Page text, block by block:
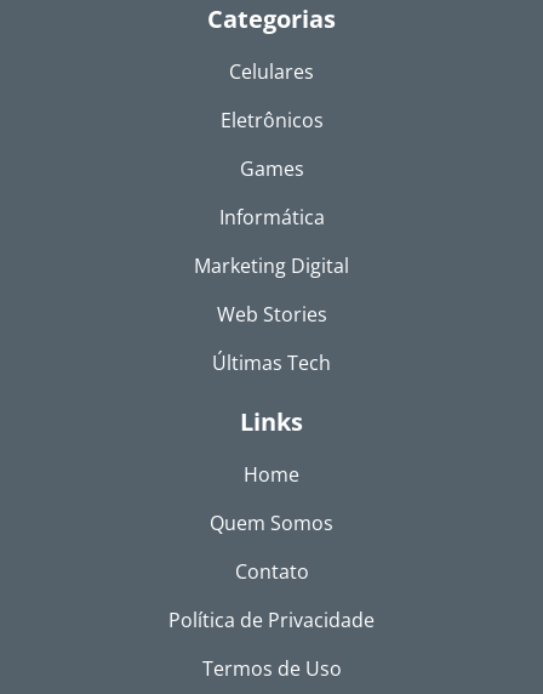
Categorias
Celulares
Eletrônicos
Games
Informática
Marketing Digital
Web Stories
Últimas Tech
Links
Home
Quem Somos
Contato
Política de Privacidade
Termos de Uso